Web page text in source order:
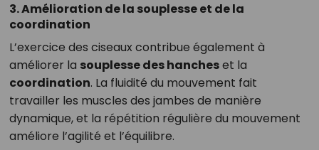
3.Amélioration de la souplesse et de la
coordination
L’exercice des ciseaux contribue également à
améliorer la souplesse des hancheset la
coordination. La fluidité du mouvement fait
travailler les muscles des jambes de manière
dynamique, et la répétition régulière du mouvement
améliore l’agilité et l’équilibre.